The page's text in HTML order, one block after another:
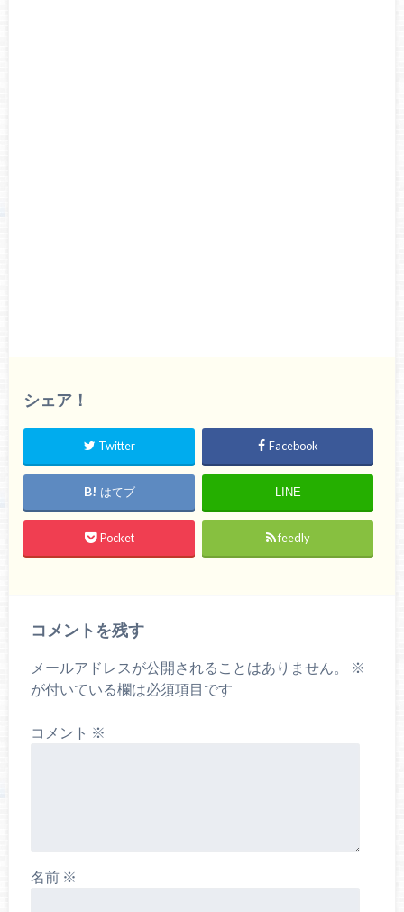
シェア！
Twitter Facebook
はてブ LINE
Pocket feedly
コメントを残す
メールアドレスが公開されることはありません。
※
が付いている欄は必須項目です
コメント ※
名前 ※